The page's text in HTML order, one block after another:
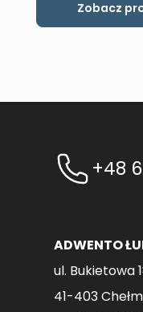
Zobacz
+48
ADWENTO
ul. Bukietowa
41-403